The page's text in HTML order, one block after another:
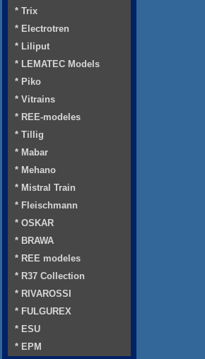
* Trix
* Electrotren
* Liliput
* LEMATEC Models
* Piko
* Vitrains
* REE-modeles
* Tillig
* Mabar
* Mehano
* Mistral Train
* Fleischmann
* OSKAR
* BRAWA
* REE modeles
* R37 Collection
* RIVAROSSI
* FULGUREX
* ESU
* EPM